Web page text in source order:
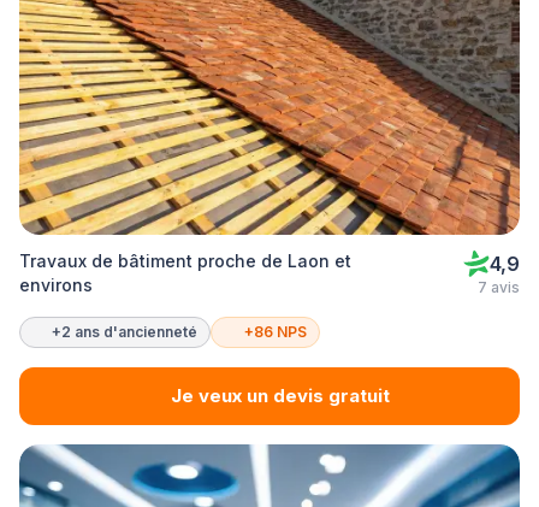
Travaux de bâtiment proche de Laon et
environs
4,9
7 avis
+2 ans d'ancienneté +86 NPS
Je veux un devis gratuit